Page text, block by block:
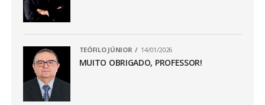
TEÓFILO JÚNIOR 14/01/2026
MUITO OBRIGADO, PROFESSOR!